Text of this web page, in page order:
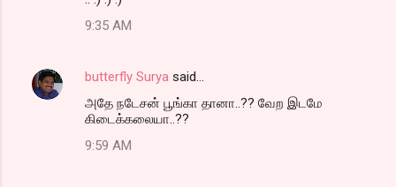
9:35 AM
butterfly Surya said…
அதே நடேசன் பூங்கா தானா..?? வேற இடமே
கிடைக்கலையா..??
9:59 AM